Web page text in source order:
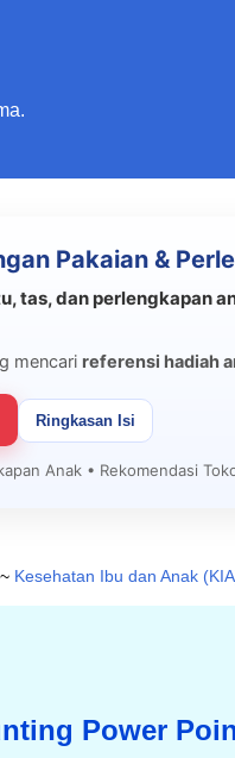
Pakaian &
tas, dan perlengkapan
mencari referensi hadiah
Ringkasan Isi
Anak • Rekomendasi
~ Kesehatan Ibu dan Anak
Power